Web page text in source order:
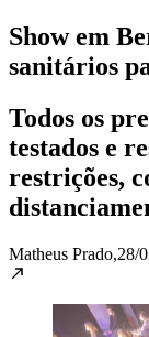
Show em
sanitários
Todos os
testados e
restrições,
Matheus Prado,28/